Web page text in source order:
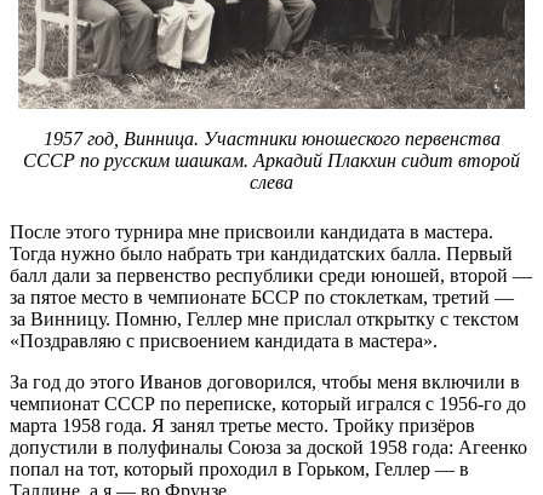
1957 год, Винница. Участники юношеского первенства
СССР по русским шашкам. Аркадий Плакхин сидит второй
слева
После этого турнира мне присвоили кандидата в мастера.
Тогда нужно было набрать три кандидатских балла. Первый
балл дали за первенство республики среди юношей, второй —
за пятое место в чемпионате БССР по стоклеткам, третий —
за Винницу. Помню, Геллер мне прислал открытку с текстом
«Поздравляю с присвоением кандидата в мастера».
За год до этого Иванов договорился, чтобы меня включили в
чемпионат СССР по переписке, который игрался с 1956-го до
марта 1958 года. Я занял третье место. Тройку призёров
допустили в полуфиналы Союза за доской 1958 года: Агеенко
попал на тот, который проходил в Горьком, Геллер — в
Таллине, а я — во Фрунзе.